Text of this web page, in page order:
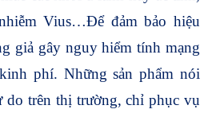
Vius…Để đảm bảo hiệu
giả gây nguy hiểm tính mạng
phí. Những sản phẩm nói
do trên thị trường, chỉ phục vụ